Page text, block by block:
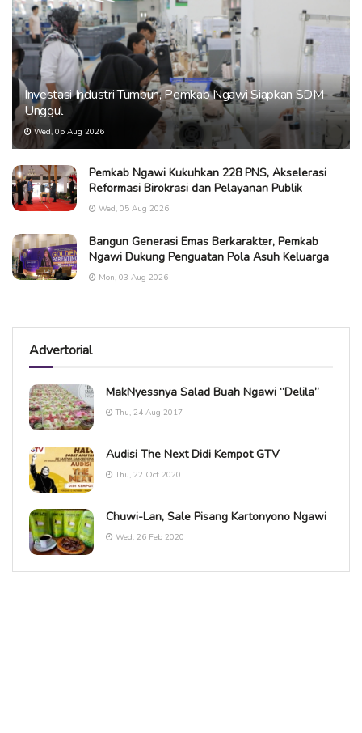
Investasi Industri Tumbuh, Pemkab Ngawi Siapkan SDM
Unggul
Wed, 05 Aug 2026
Pemkab Ngawi Kukuhkan 228 PNS, Akselerasi
Reformasi Birokrasi dan Pelayanan Publik
Wed, 05 Aug 2026
Bangun Generasi Emas Berkarakter, Pemkab
Ngawi Dukung Penguatan Pola Asuh Keluarga
Mon, 03 Aug 2026
Advertorial
MakNyessnya Salad Buah Ngawi “Delila”
Thu, 24 Aug 2017
Audisi The Next Didi Kempot GTV
Thu, 22 Oct 2020
Chuwi-Lan, Sale Pisang Kartonyono Ngawi
Wed, 26 Feb 2020